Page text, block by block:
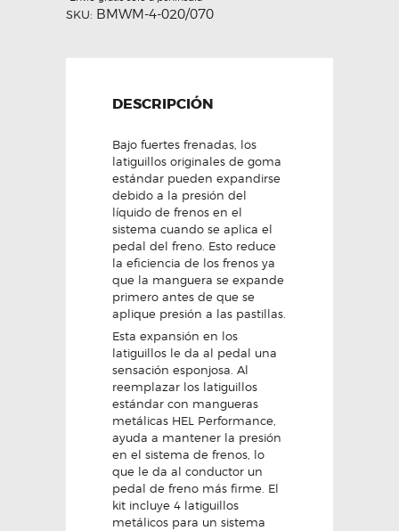
SKU: BMWM-4-020/070
DESCRIPCIÓN
Bajo fuertes frenadas, los
latiguillos originales de goma
estándar pueden expandirse
debido a la presión del
líquido de frenos en el
sistema cuando se aplica el
pedal del freno. Esto reduce
la eficiencia de los frenos ya
que la manguera se expande
primero antes de que se
aplique presión a las pastillas.
Esta expansión en los
latiguillos le da al pedal una
sensación esponjosa. Al
reemplazar los latiguillos
estándar con mangueras
metálicas HEL Performance,
ayuda a mantener la presión
en el sistema de frenos, lo
que le da al conductor un
pedal de freno más firme. El
kit incluye 4 latiguillos
metálicos para un sistema